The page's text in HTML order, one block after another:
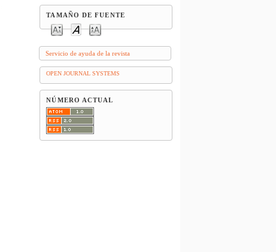
TAMAÑO DE FUENTE
Servicio de ayuda de la revista
OPEN JOURNAL SYSTEMS
NÚMERO ACTUAL